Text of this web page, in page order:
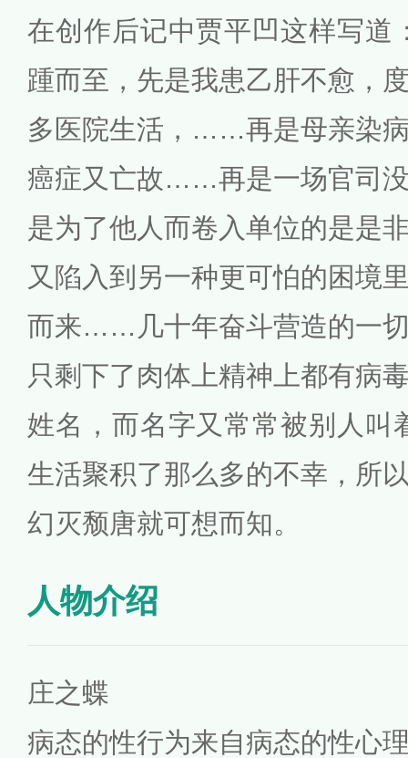
在创作后记中贾平凹这样写道
踵而至，先是我患乙肝不愈，
多医院生活，……再是母亲染
癌症又亡故……再是一场官司
是为了他人而卷入单位的是是
又陷入到另一种更可怕的困境
而来……几十年奋斗营造的一
只剩下了肉体上精神上都有病
姓名，而名字又常常被别人叫
生活聚积了那么多的不幸，所
幻灭颓唐就可想而知。
人物介绍
庄之蝶
病态的性行为来自病态的性心